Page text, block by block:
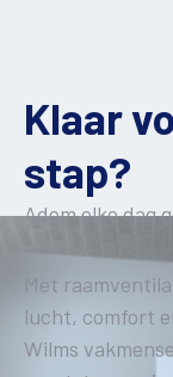
Klaar
stap?
Adem elke dag
Met
lucht, comfort
Wilms